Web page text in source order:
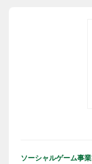
ソーシャルゲーム事業